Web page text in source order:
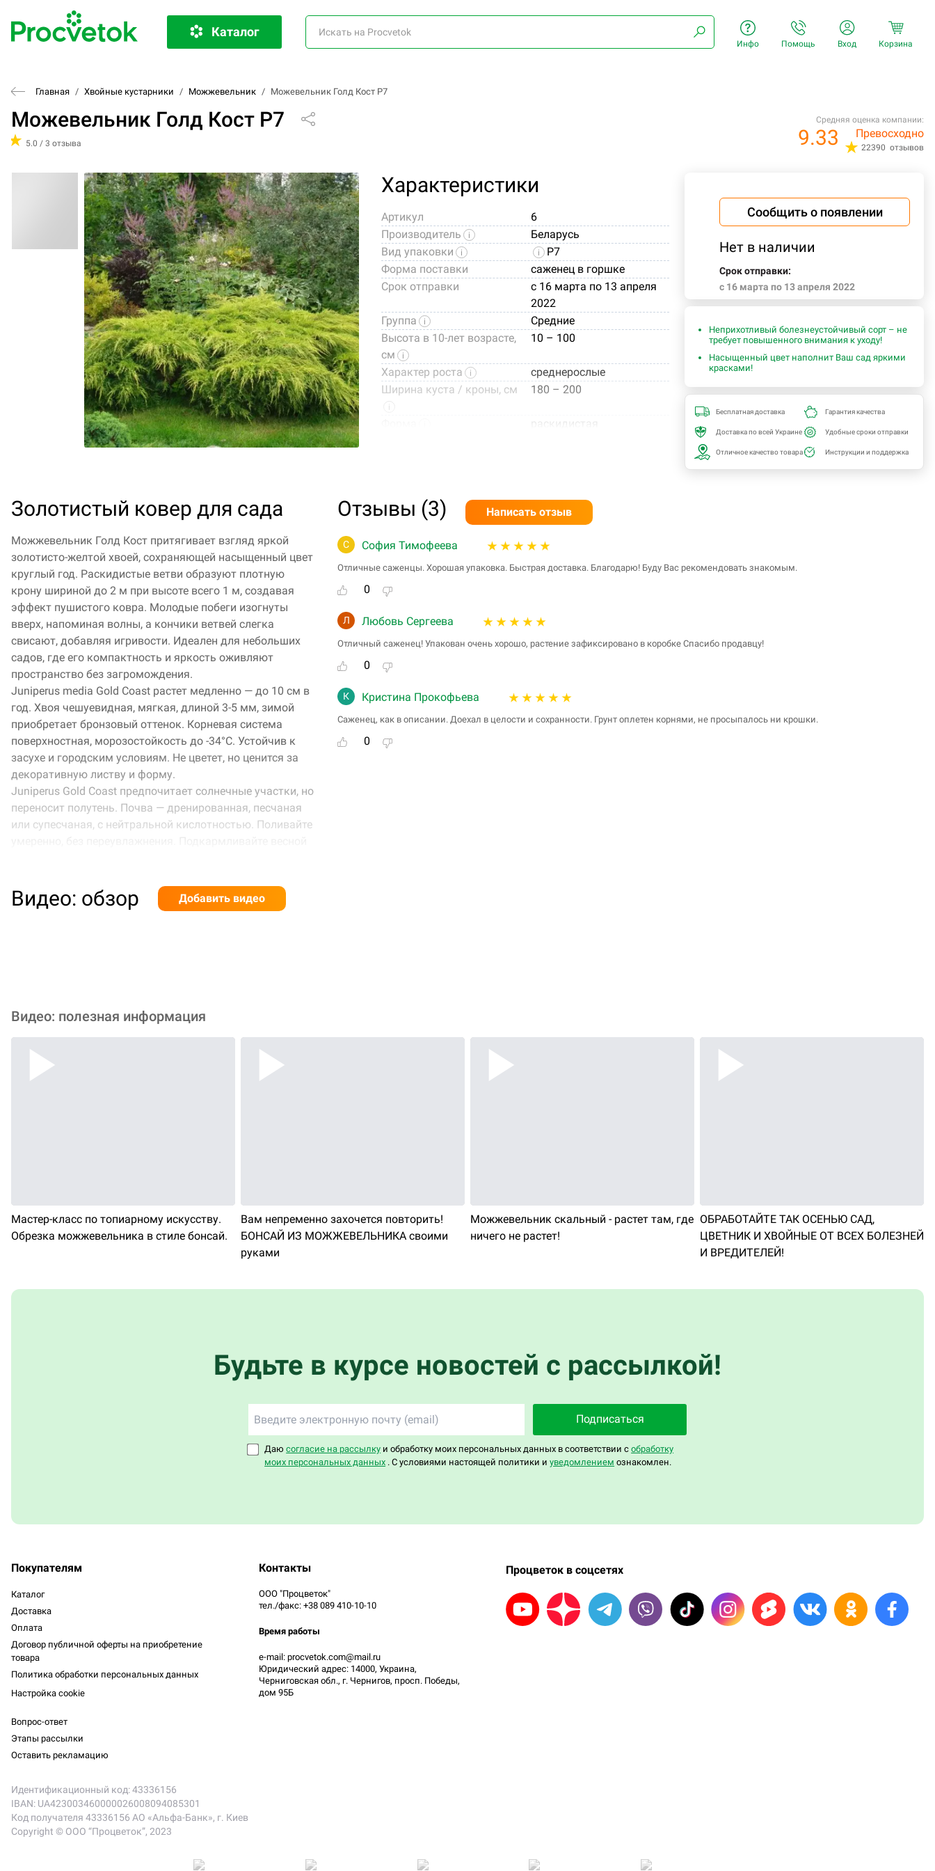
Каталог
Инфо Помощь Вход Корзина
Главная / Хвойные кустарники / Можжевельник / Можевельник Голд Кост P7
Можевельник Голд Кост P7
5.0 / 3 отзыва
Средняя оценка компании:
9.33 Превосходно
22390 отзывов
Характеристики
Артикул
6
Производитель
Беларусь
Вид упаковки
Р7
Форма поставки
саженец в горшке
Срок отправки
c 16 марта по 13 апреля
2022
Группа
Средние
Высота в 10-лет возрасте,
см
10 – 100
Характер роста
среднерослые
Ширина куста / кроны, см
180 – 200
Альтернативное название
Gold Coast
Вид
Juniperus media
Место посадки
открытый грунт, сад
ландшафте
Фото посадочного материала
Сообщить о появлении
Нет в наличии
Срок отправки:
c 16 марта по 13 апреля 2022
Неприхотливый болезнеустойчивый сорт – не
требует повышенного внимания к уходу!
Насыщенный цвет наполнит Ваш сад яркими
красками!
Бесплатная доставка Гарантия качества
Доставка по всей Украине Удобные сроки отправки
Отличное качество товара Инструкции и поддержка
Золотистый ковер для сада
Можжевельник Голд Кост притягивает взгляд яркой
золотисто-желтой хвоей, сохраняющей насыщенный цвет
круглый год. Раскидистые ветви образуют плотную
крону шириной до 2 м при высоте всего 1 м, создавая
эффект пушистого ковра. Молодые побеги изогнуты
вверх, напоминая волны, а кончики ветвей слегка
свисают, добавляя игривости. Идеален для небольших
садов, где его компактность и яркость оживляют
пространство без загромождения.
Juniperus media Gold Coast растет медленно — до 10 см в
год. Хвоя чешуевидная, мягкая, длиной 3-5 мм, зимой
приобретает бронзовый оттенок. Корневая система
поверхностная, морозостойкость до -34°C. Устойчив к
засухе и городским условиям. Не цветет, но ценится за
декоративную листву и форму.
Juniperus Gold Coast предпочитает солнечные участки, но
переносит полутень. Почва — дренированная, песчаная
или супесчаная, с нейтральной кислотностью. Поливайте
Используйте в рокариях, альпийских горках или как
бордюрное растение. Сочетайте с можжевельником
Отзывы (3) Написать отзыв
С София Тимофеева
Отличные саженцы. Хорошая упаковка. Быстрая доставка. Благодарю! Буду Вас рекомендовать знакомым.
0
Л Любовь Сергеева
Отличный саженец! Упакован очень хорошо, растение зафиксировано в коробке Спасибо продавцу!
0
К Кристина Прокофьева
Саженец, как в описании. Доехал в целости и сохранности. Грунт оплетен корнями, не просыпалось ни крошки.
0
Видео: обзор Добавить видео
Видео: полезная информация
Мастер-класс по топиарному искусству.
Обрезка можжевельника в стиле бонсай.
Вам непременно захочется повторить!
БОНСАЙ ИЗ МОЖЖЕВЕЛЬНИКА своими
руками
Можжевельник скальный - растет там, где
ничего не растет!
ОБРАБОТАЙТЕ ТАК ОСЕНЬЮ САД,
ЦВЕТНИК И ХВОЙНЫЕ ОТ ВСЕХ БОЛЕЗНЕЙ
И ВРЕДИТЕЛЕЙ!
Будьте в курсе новостей с рассылкой!
Подписаться
Даюсогласие на рассылку и обработку моих персональных данных в соответствии собработку
моих персональных данных . С условиями настоящей политики иуведомлением ознакомлен.
Покупателям
Каталог
Доставка
Оплата
Договор публичной оферты на приобретение
товара
Политика обработки персональных данных
Настройка cookie
Вопрос-ответ
Этапы рассылки
Оставить рекламацию
Контакты
ООО "Процветок"
тел./факс: +38 089 410-10-10
Время работы
e-mail: procvetok.com@mail.ru
Юридический адрес: 14000, Украина,
Черниговская обл., г. Чернигов, просп. Победы,
дом 95Б
Процветок в соцсетях
Идентификационный код: 43336156
IBAN: UA423003460000026008094085301
Код получателя 43336156 АО «Альфа-Банк», г. Киев
Copyright © ООО “Процветок”, 2023